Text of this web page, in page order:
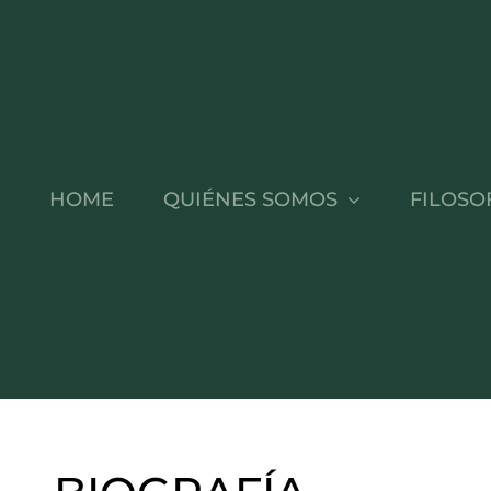
HOME QUIÉNES SOMOS